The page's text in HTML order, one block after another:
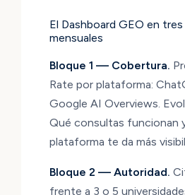
El Dashboard GEO en
mensuales
Bloque 1 — Cobertura.
Rate por plataforma:
Google AI Overviews.
Qué consultas funcionan
plataforma te da más
Bloque 2 — Autoridad.
frente a 3 o 5